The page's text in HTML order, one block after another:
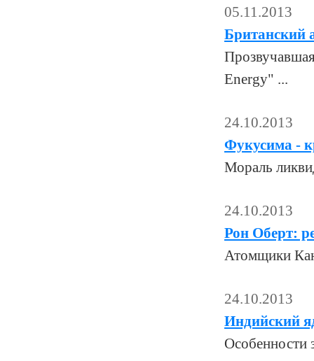
05.11.2013
Британский
Energy" ...
24.10.2013
Фукусима -
Мораль
24.10.2013
Рон Оберт:
Атомщики
24.10.2013
Индийский
Особенности